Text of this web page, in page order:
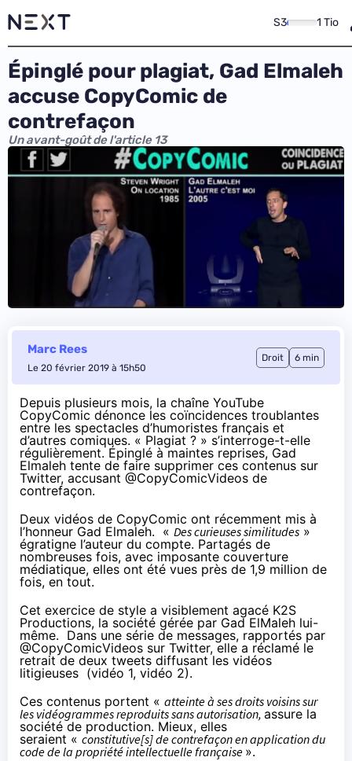
S3 1 Tio
Épinglé pour plagiat, Gad Elmaleh
accuse CopyComic de
contrefaçon
Un avant-goût de l'article 13
Marc Rees
Le 20 février 2019 à 15h50
Droit 6 min
Depuis plusieurs mois, la chaîne YouTube
CopyComic dénonce les coïncidences troublantes
entre les spectacles d’humoristes français et
d’autres comiques. « Plagiat ? » s’interroge-t-elle
régulièrement. Épinglé à maintes reprises, Gad
Elmaleh tente de faire supprimer ces contenus sur
Twitter, accusant @CopyComicVideos de
contrefaçon.
Deux vidéos de CopyComic ont récemment mis à
l’honneur Gad Elmaleh. « Des curieuses similitudes »
égratigne l’auteur du compte. Partagés de
nombreuses fois, avec imposante couverture
médiatique, elles ont été vues près de 1,9 million de
fois, en tout.
Cet exercice de style a visiblement agacé K2S
Productions, la société gérée par Gad ElMaleh lui-
même. Dans une série de messages, rapportés par
@CopyComicVideos sur Twitter, elle a réclamé le
retrait de deux tweets diffusant les vidéos
litigieuses (vidéo 1, vidéo 2).
Ces contenus portent « atteinte à ses droits voisins sur
les vidéogrammes reproduits sans autorisation, assure la
société de production. Mieux, elles
seraient « constitutive[s] de contrefaçon en application du
code de la propriété intellectuelle française ».